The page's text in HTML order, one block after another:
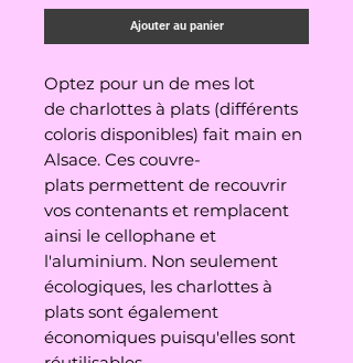
Ajouter au panier
Optez pour un de mes lot
de charlottes à plats (différents
coloris disponibles) fait main en
Alsace. Ces couvre-
plats permettent de recouvrir
vos contenants et remplacent
ainsi le cellophane et
l'aluminium. Non seulement
écologiques, les charlottes à
plats sont également
économiques puisqu'elles sont